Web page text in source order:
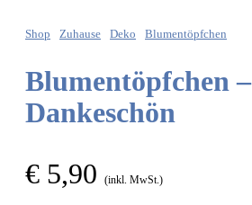
Shop Zuhause Deko Blumentöpfchen
Blumentöpfchen –
Dankeschön
€ 5,90 (inkl. MwSt.)